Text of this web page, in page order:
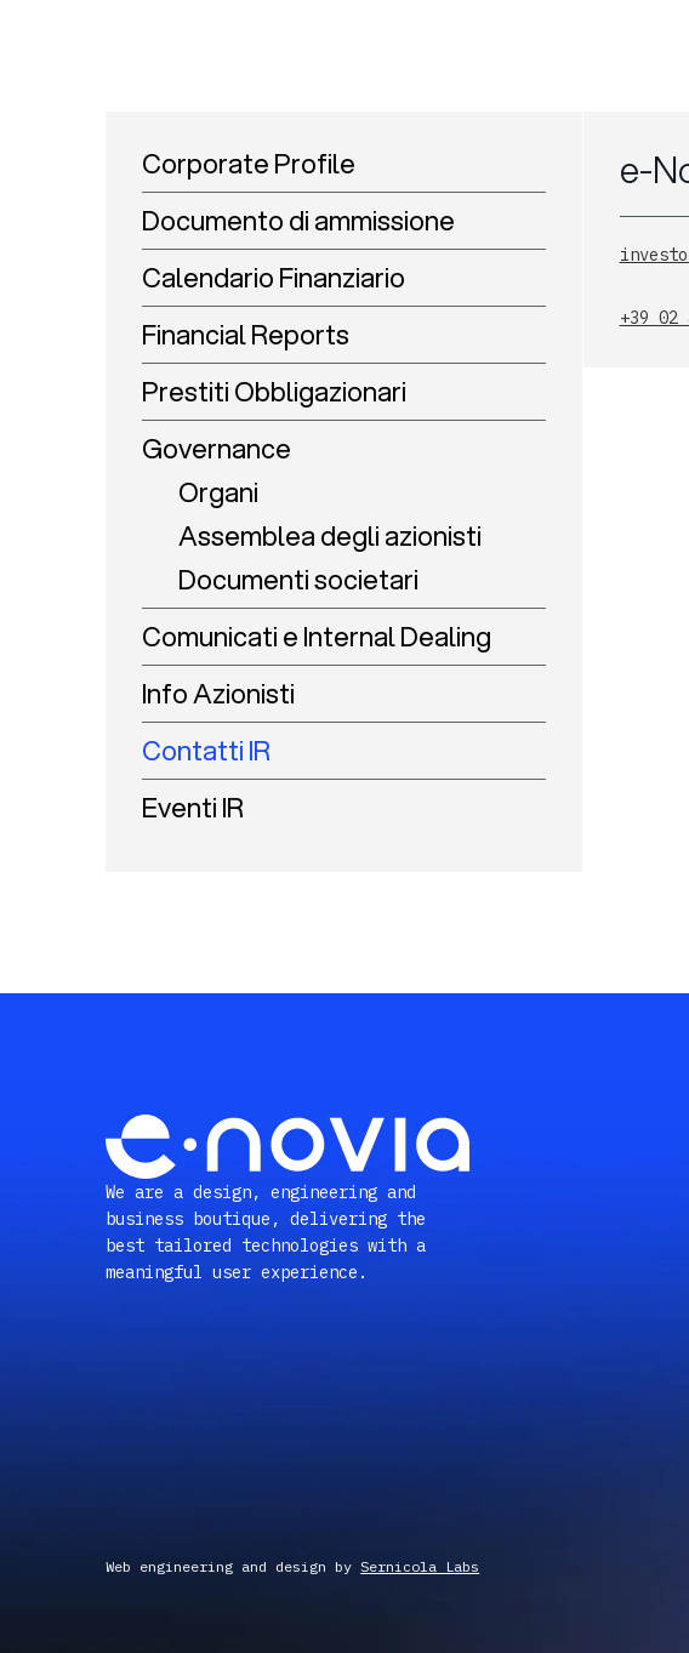
Corporate Profile
Documento di ammissione
Calendario Finanziario
Financial Reports
Prestiti Obbligazionari
Governance
Organi
Assemblea degli azionisti
Documenti societari
Comunicati e Internal Dealing
Info Azionisti
Contatti IR
Eventi IR
e-
+39 02
We are a design, engineering and
business boutique, delivering the
best tailored technologies with a
meaningful user experience.
Web engineering and design bySernicola Labs